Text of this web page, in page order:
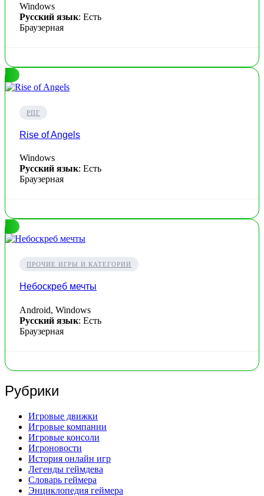
Windows
Русский язык: Есть
Браузерная
РПГ
Rise of Angels
Windows
Русский язык: Есть
Браузерная
ПРОЧИЕ ИГРЫ И КАТЕГОРИИ
Небоскреб мечты
Android, Windows
Русский язык: Есть
Браузерная
Рубрики
Игровые движки
Игровые компании
Игровые консоли
Игроновости
История онлайн игр
Легенды геймдева
Словарь геймера
Энциклопедия геймера